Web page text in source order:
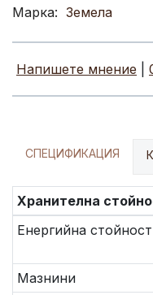
Марка: Земела
Напишете мнение
СПЕЦИФИКАЦИЯ
Хранителна
Енергийна стойност
Мазнини